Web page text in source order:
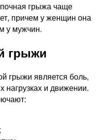
грыжа чаще
причем у женщин она
у мужчин.
грыжи
грыжи является боль,
и движении.